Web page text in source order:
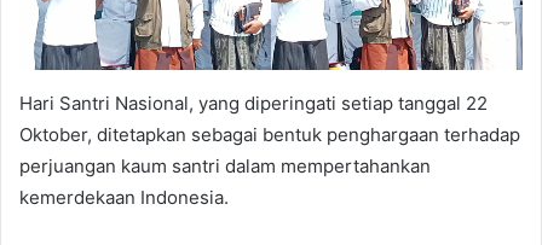
Hari Santri Nasional, yang diperingati setiap tanggal 22
Oktober, ditetapkan sebagai bentuk penghargaan terhadap
perjuangan kaum santri dalam mempertahankan
kemerdekaan Indonesia.